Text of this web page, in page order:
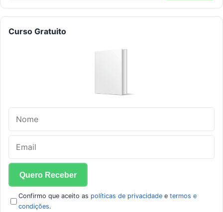
Curso Gratuito
Confirmo que aceito as políticas de privacidade e termos e
condições.